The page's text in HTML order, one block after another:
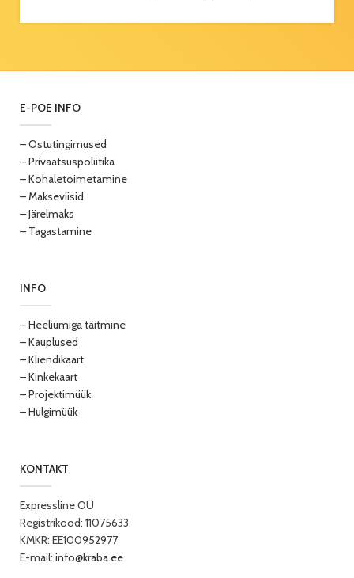
E-POE INFO
– Ostutingimused
– Privaatsuspoliitika
– Kohaletoimetamine
– Makseviisid
– Järelmaks
– Tagastamine
INFO
– Heeliumiga täitmine
– Kauplused
– Kliendikaart
– Kinkekaart
– Projektimüük
– Hulgimüük
KONTAKT
Expressline OÜ
Registrikood: 11075633
KMKR: EE100952977
E-mail: info@kraba.ee